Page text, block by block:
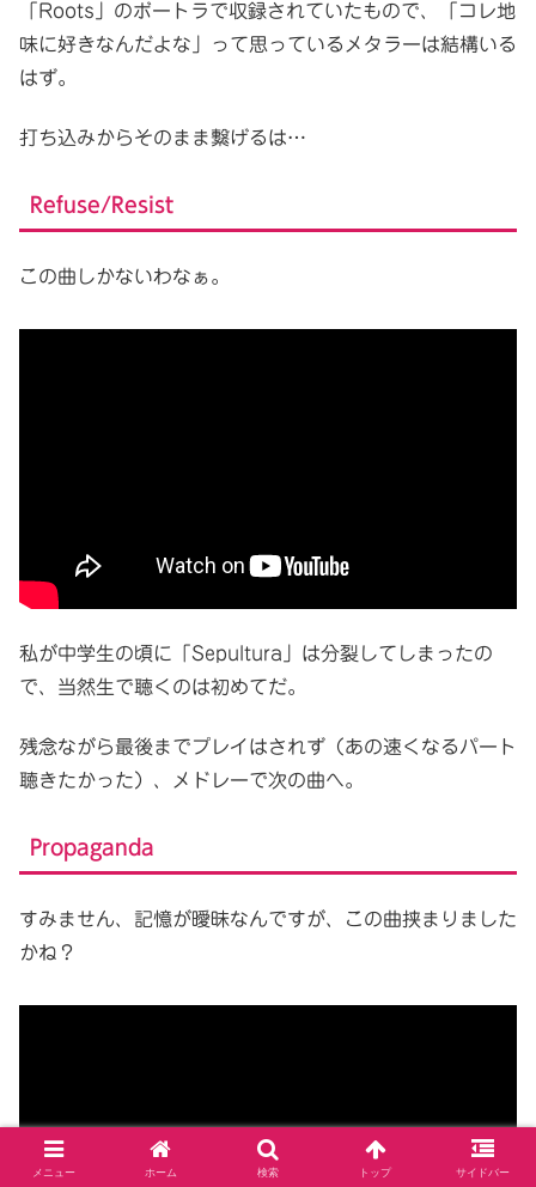
「Roots」のボートラで収録されていたもので、「コレ地
味に好きなんだよな」って思っているメタラーは結構いる
はず。
打ち込みからそのまま繋げるは…
Refuse/Resist
この曲しかないわなぁ。
私が中学生の頃に「Sepultura」は分裂してしまったの
で、当然生で聴くのは初めてだ。
残念ながら最後までプレイはされず（あの速くなるパート
聴きたかった）、メドレーで次の曲へ。
Propaganda
すみません、記憶が曖昧なんですが、この曲挟まりました
かね？
メニュー ホーム 検索 トップ サイドバー